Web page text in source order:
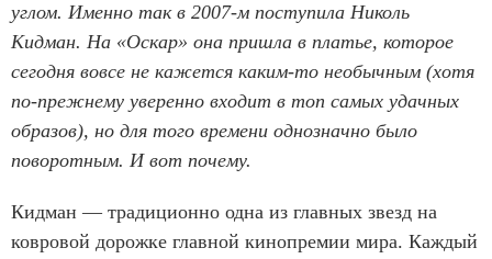
углом. Именно так в 2007-м поступила Николь
Кидман. На «Оскар» она пришла в платье, которое
сегодня вовсе не кажется каким-то необычным (хотя
по-прежнему уверенно входит в топ самых удачных
образов), но для того времени однозначно было
поворотным. И вот почему.
Кидман — традиционно одна из главных звезд на
ковровой дорожке главной кинопремии мира. Каждый